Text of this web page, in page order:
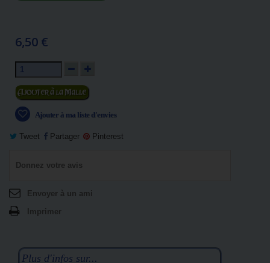
6,50 €
Ajouter au panier
Ajouter à ma liste d'envies
Tweet Partager Pinterest
Donnez votre avis
Envoyer à un ami
Imprimer
Plus d'infos sur...